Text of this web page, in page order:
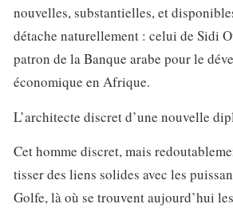
nouvelles, substantielles, et
détache naturellement : celui de Sidi
patron de la Banque arabe pour le
économique en Afrique.
L’architecte discret d’une nouvelle
Cet homme discret, mais
tisser des liens solides avec les
Golfe, là où se trouvent aujourd’hui